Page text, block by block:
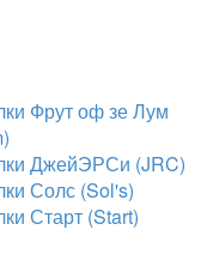
Фрут оф зе Лум
ДжейЭРСи (JRC)
Солс (Sol's)
Старт (Start)